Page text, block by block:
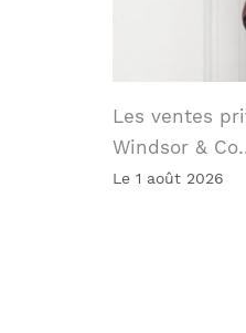
Les ventes
Windsor &
Le 1 août 2026